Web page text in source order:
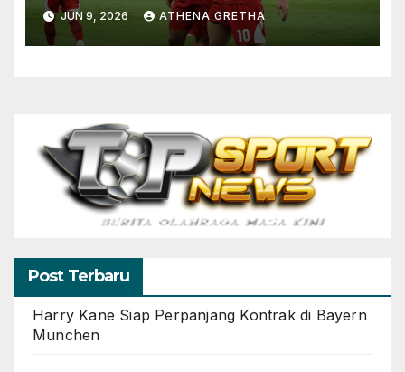
Terus Bertumbuh
JUN 9, 2026 ATHENA GRETHA
Post Terbaru
Harry Kane Siap Perpanjang Kontrak di Bayern
Munchen